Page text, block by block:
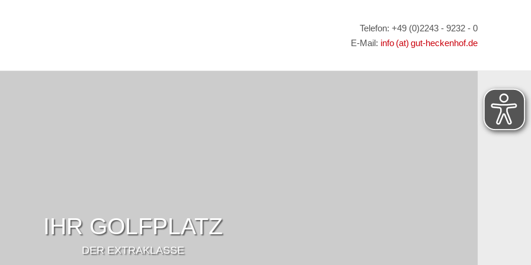
Telefon: +49 (0)2243 - 9232 - 0
E-Mail: info (at) gut-heckenhof.de
IHR GOLFPLATZ
DER EXTRAKLASSE